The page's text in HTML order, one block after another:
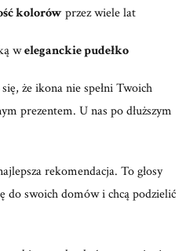
kolorówprzez wiele lat
weleganckie pudełko
że ikona nie spełni Twoich
prezentem. U nas po dłuższym
rekomendacja. To głosy
do swoich domów i chcą podzielić